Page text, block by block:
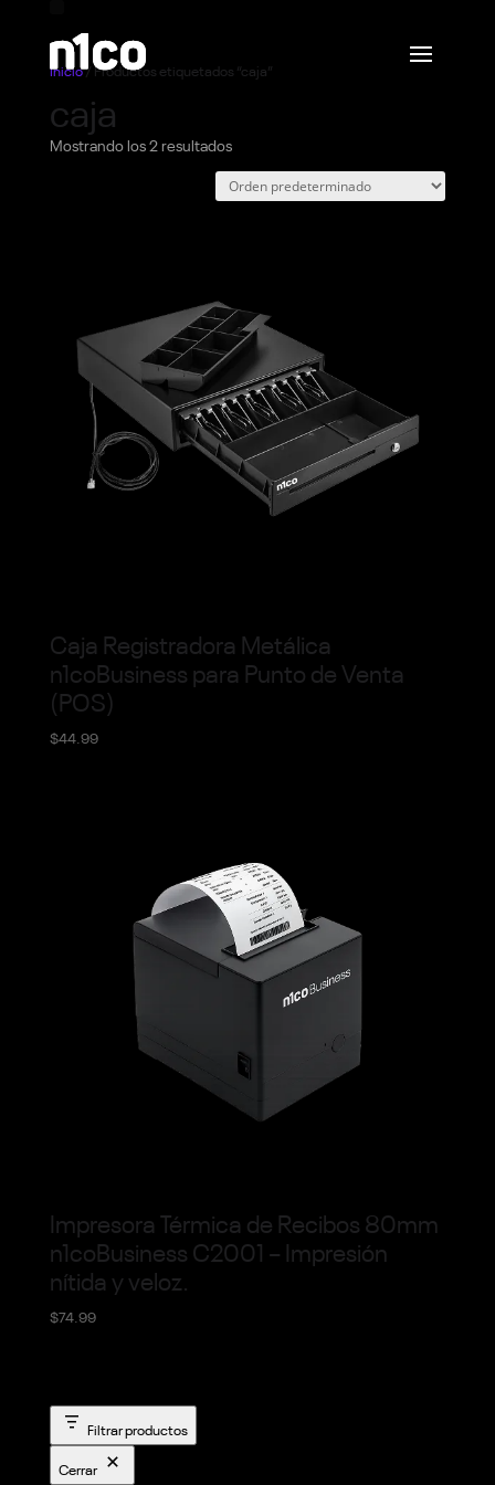
Inicio/ Productos etiquetados “caja”
caja
Mostrando los 2 resultados
Caja Registradora Metálica
n1coBusiness para Punto de Venta
(POS)
$44.99
Impresora Térmica de Recibos 80mm
n1coBusiness C2001 – Impresión
nítida y veloz.
$74.99
Filtrar productos
Cerrar